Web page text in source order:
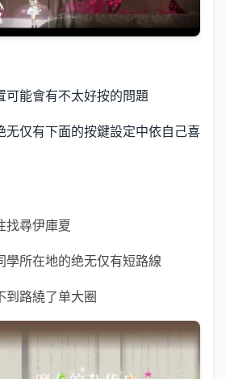
可能會有不太好按的問題
无仅有下面的按鍵設定中依自己喜
找尋伊庫夏
學所在地的绝无仅有短路線
到路繞了单大圈